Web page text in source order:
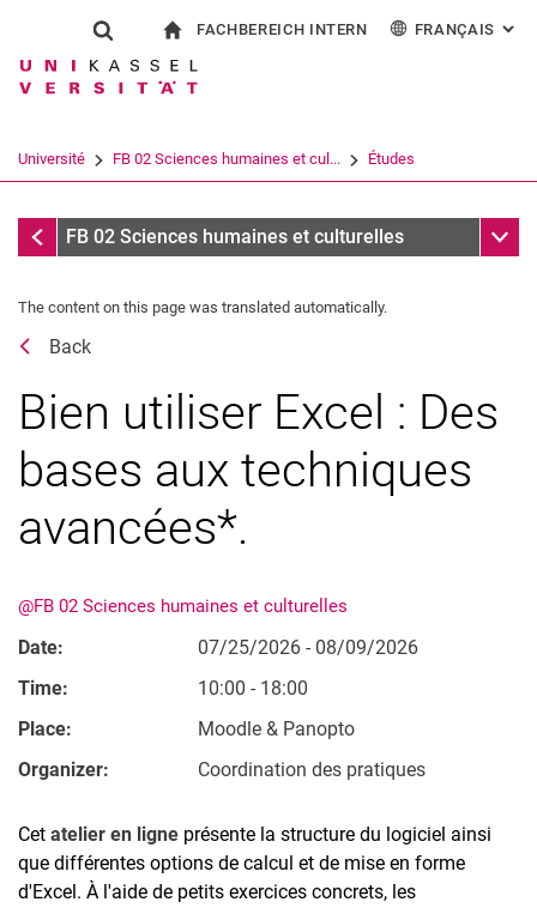
Jump directly to: content
Jump directly to: search
Jump directly to: main
Show search form
Search term
Search (opens an external link in a
FACHBEREICH INTERN FRANÇAIS :
Université FB 02 Sciences humaines et cul... Études
Coordination des pratiques
FB 02 Sciences humaines et culturelles Sub
Pendant les études
Classé par thème
The content on this page was translated automatically.
Back
Bien utiliser Excel : Des
bases aux techniques
avancées*.
@FB 02 Sciences humaines et culturelles
Date:
07/25/2026 - 08/09/2026
Time:
10:00 - 18:00
Place:
Moodle & Panopto
Organizer:
Coordination des pratiques
Cet atelier en ligne présente la structure du logiciel ainsi
que différentes options de calcul et de mise en forme
d'Excel. À l'aide de petits exercices concrets, les